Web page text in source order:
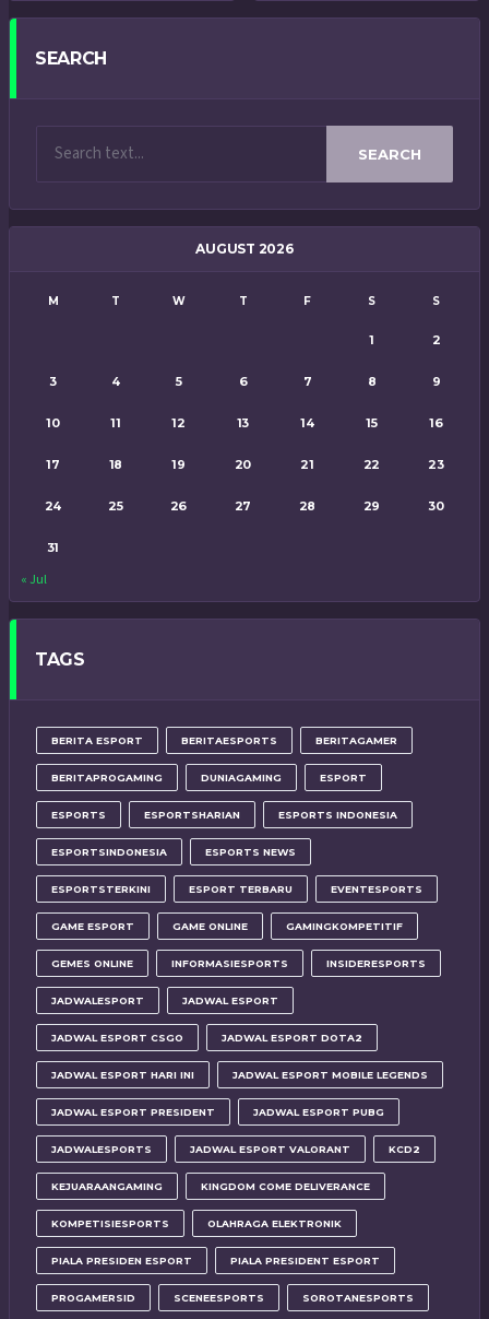
SEARCH
SEARCH
AUGUST 2026
M T W T F S S
1 2
3 4 5 6 7 8 9
10 11 12 13 14 15 16
17 18 19 20 21 22 23
24 25 26 27 28 29 30
31
« Jul
TAGS
BERITA ESPORT BERITAESPORTS BERITAGAMER
BERITAPROGAMING DUNIAGAMING ESPORT
ESPORTS ESPORTSHARIAN ESPORTS INDONESIA
ESPORTSINDONESIA ESPORTS NEWS
ESPORTSTERKINI ESPORT TERBARU EVENTESPORTS
GAME ESPORT GAME ONLINE GAMINGKOMPETITIF
GEMES ONLINE INFORMASIESPORTS INSIDERESPORTS
JADWALESPORT JADWAL ESPORT
JADWAL ESPORT CSGO JADWAL ESPORT DOTA2
JADWAL ESPORT HARI INI JADWAL ESPORT MOBILE LEGENDS
JADWAL ESPORT PRESIDENT JADWAL ESPORT PUBG
JADWALESPORTS JADWAL ESPORT VALORANT KCD2
KEJUARAANGAMING KINGDOM COME DELIVERANCE
KOMPETISIESPORTS OLAHRAGA ELEKTRONIK
PIALA PRESIDEN ESPORT PIALA PRESIDENT ESPORT
PROGAMERSID SCENEESPORTS SOROTANESPORTS